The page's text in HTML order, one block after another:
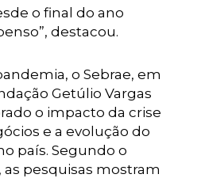
o final do ano
destacou.
o Sebrae, em
Getúlio Vargas
o impacto da crise
e a evolução do
país. Segundo o
as pesquisas mostram